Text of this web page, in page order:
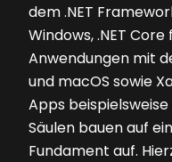
dem .NET
Windows, .NET
Anwendungen mit
und macOS sowie
Apps beispielsweise
Säulen bauen auf
Fundament auf.